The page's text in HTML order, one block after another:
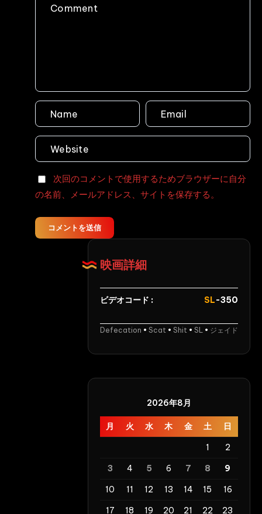
ー
ジ
テ
カ
体
と
き
出
Anal
次回のコメントで使用するためブラウザーに自分
の名前、メールアドレス、サイトを保存する。
コメントを送信
映画詳細
ビデオコード : SL-350
Defecation • Scat • Shit • SL • ジェイド
2026年8月
月 火 水 木 金 土
日
1
2
3
4 5 6 7 8
9
10
11 12 13 14 15
16
17
18 19 20 21 22 23